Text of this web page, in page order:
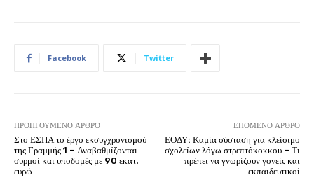
Facebook Twitter
ΠΡΟΗΓΟΎΜΕΝΟ ΆΡΘΡΟ
Στο ΕΣΠΑ το έργο εκσυγχρονισμού
της Γραμμής 1 – Αναβαθμίζονται
συρμοί και υποδομές με 90 εκατ.
ευρώ
ΕΠΌΜΕΝΟ ΆΡΘΡΟ
ΕΟΔΥ: Καμία σύσταση για κλείσιμο
σχολείων λόγω στρεπτόκοκκου – Τι
πρέπει να γνωρίζουν γονείς και
εκπαιδευτικοί